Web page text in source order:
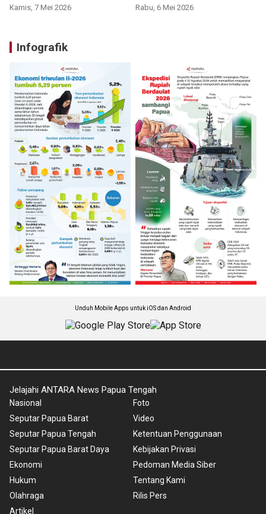
Kamis, 7 Mei 2026 Rabu, 6 Mei 2026
Infografik
Unduh Mobile Apps untuk iOS dan Android
Jelajahi ANTARA News Papua Tengah
Nasional
Seputar Papua Barat
Seputar Papua Tengah
Seputar Papua Barat Daya
Ekonomi
Hukum
Olahraga
Artikel
Foto
Video
Ketentuan Penggunaan
Kebijakan Privasi
Pedoman Media Siber
Tentang Kami
Rilis Pers